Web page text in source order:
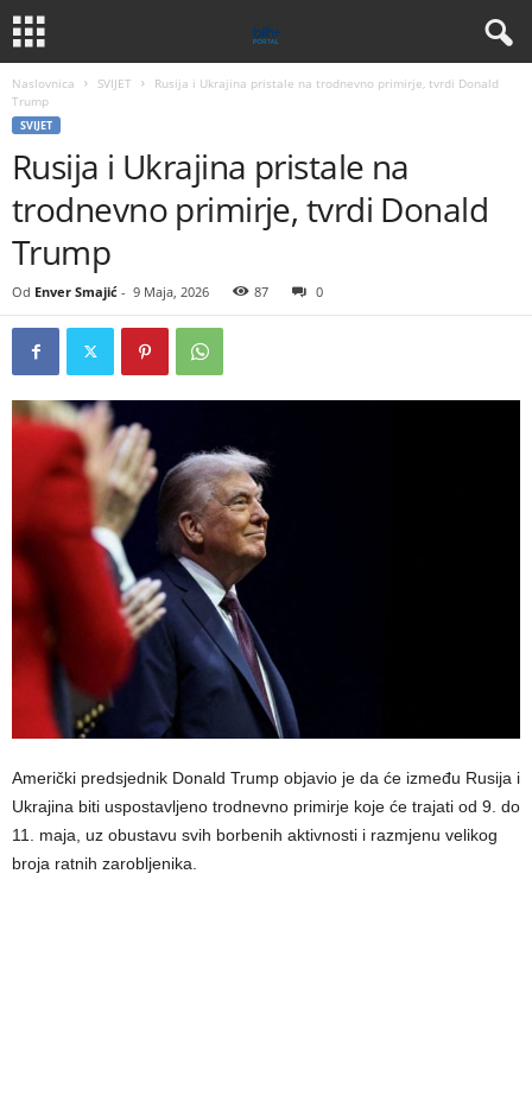
Naslovnica SVIJET
Rusija i Ukrajina pristale na trodnevno primirje, tvrdi Donald
Trump
SVIJET
Rusija i Ukrajina pristale na
trodnevno primirje, tvrdi Donald
Trump
Od Enver Smajić - 9 Maja, 2026 87 0
Američki predsjednik Donald Trump objavio je da će između Rusija i
Ukrajina biti uspostavljeno trodnevno primirje koje će trajati od 9. do
11. maja, uz obustavu svih borbenih aktivnosti i razmjenu velikog
broja ratnih zarobljenika.